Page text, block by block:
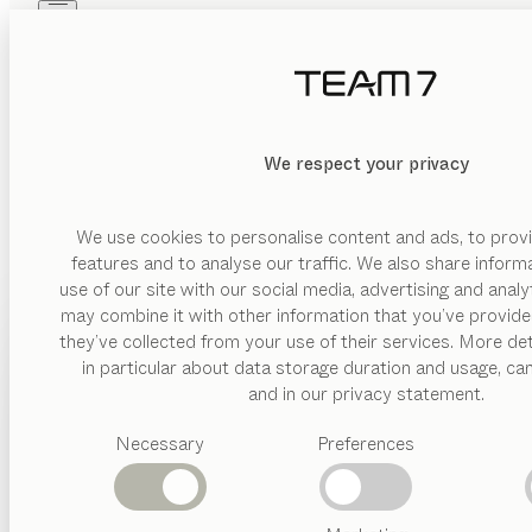
We respect your privacy
We use cookies to personalise content and ads, to
features and to analyse our traffic. We also share
use of our site with our social media, advertising and
may combine it with other information that you’ve
they’ve collected from your use of their services. More
in particular about data storage duration and usage,
and in our privacy statement.
Necessary
Preferences
Esstische
Küchen
Regale
Betten
PRODUKTE
ÜBER UNS
HÄNDLER